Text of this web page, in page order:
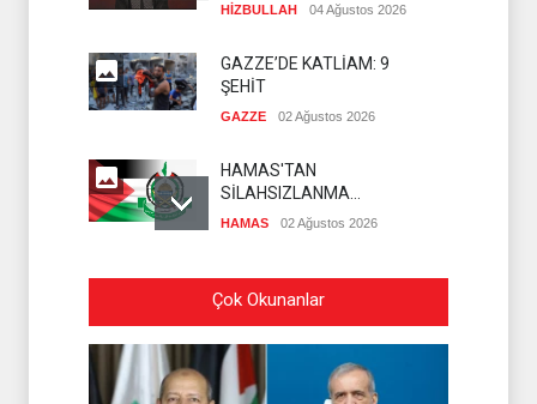
HİZBULLAH 04 Ağustos 2026
GAZZE’DE KATLİAM: 9
ŞEHİT
GAZZE 02 Ağustos 2026
HAMAS'TAN
SİLAHSIZLANMA
KONUSUNDA NET
HAMAS 02 Ağustos 2026
ALİ FEYYAD LÜBNAN'DAKİ
SON DURUMU
DEĞERLENDİRDİ
HİZBULLAH 02 Ağustos 2026
DİRENİŞ ÇADIRI'NDAN
Çok Okunanlar